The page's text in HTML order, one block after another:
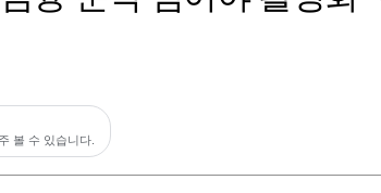
볼 수 있습니다.